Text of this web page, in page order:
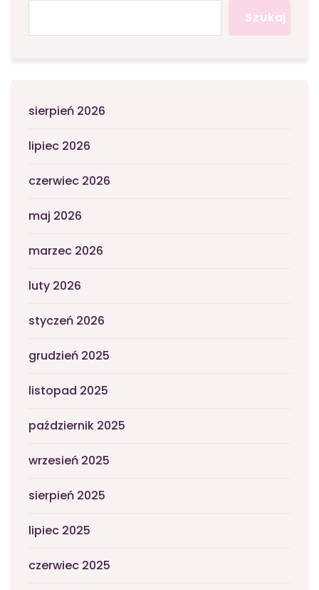
Szukaj
sierpień 2026
lipiec 2026
czerwiec 2026
maj 2026
marzec 2026
luty 2026
styczeń 2026
grudzień 2025
listopad 2025
październik 2025
wrzesień 2025
sierpień 2025
lipiec 2025
czerwiec 2025